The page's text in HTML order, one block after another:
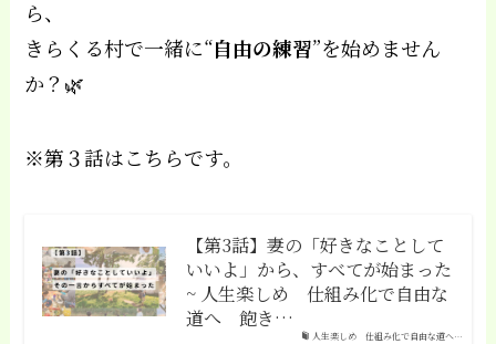
ら、
きらくる村で一緒に“自由の練習”を始めません
か？🌿
※第３話はこちらです。
人生楽しめ 仕組み化で自由な道へ…
【第3話】妻の「好きなことして
いいよ」から、すべてが始まった
~ 人生楽しめ 仕組み化で自由な
道へ 飽き…